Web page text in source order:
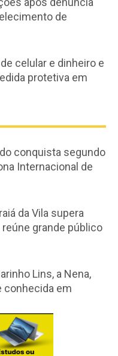
de
celular e dinheiro e
protetiva em
conquista segundo
Internacional de
da Vila supera
grande público
Lins, a Nena,
conhecida em